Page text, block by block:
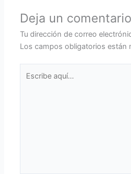
Deja un comentario
Tu dirección de correo
Los campos obligatorios están
aquí...